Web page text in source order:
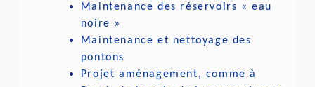
Maintenance des réservoirs « eau
noire »
Maintenance et nettoyage des
pontons
Projet aménagement, comme à